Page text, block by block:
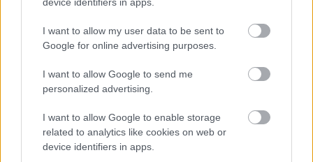
I want to allow my user data to be sent to
Google for online advertising purposes.
I want to allow Google to send me
personalized advertising.
I want to allow Google to enable storage
related to analytics like cookies on web or
device identifiers in apps.